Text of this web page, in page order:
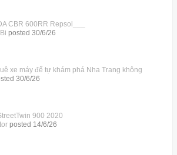
CBR 600RR Repsol___
posted 30/6/26
xe máy để tự khám phá Nha Trang không
30/6/26
900 2020
posted 14/6/26